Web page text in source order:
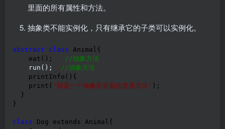
里面的所有属性和方法。
抽象类不能实例化，只有继承它的子类可以实例化。
abstract class Animal{
    eat();
//抽象方法
    run();
//抽象方法
    printInfo(){
    print(
' 我是一个抽象类里面的普通方法 ' );
  }
}
class Dog extends Animal{